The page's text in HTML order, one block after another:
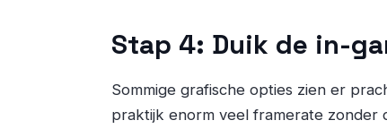
Stap 4: Duik de in-
Sommige grafische opties zien er
praktijk enorm veel framerate zonder